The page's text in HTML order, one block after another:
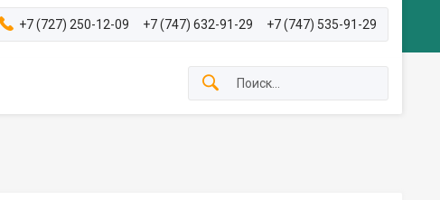
+7 (727) 250-12-09 +7 (747) 632-91-29 +7 (747) 535-91-29